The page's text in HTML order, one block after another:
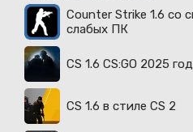
Counter Strike 1.6 со
слабых ПК
CS 1.6 CS:GO 2025
CS 1.6 в стиле CS 2